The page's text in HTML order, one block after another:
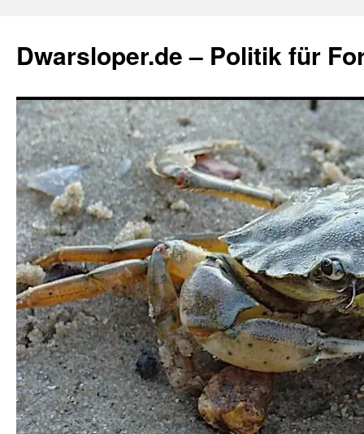
springen
Dwarsloper.de – Politik für